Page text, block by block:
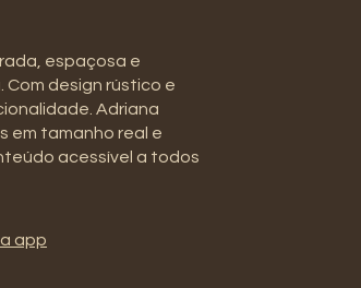
espaçosa e
design rústico e
Adriana
em tamanho real e
acessível a todos
app